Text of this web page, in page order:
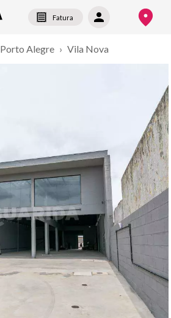
Fatura
Porto Alegre › Vila Nova